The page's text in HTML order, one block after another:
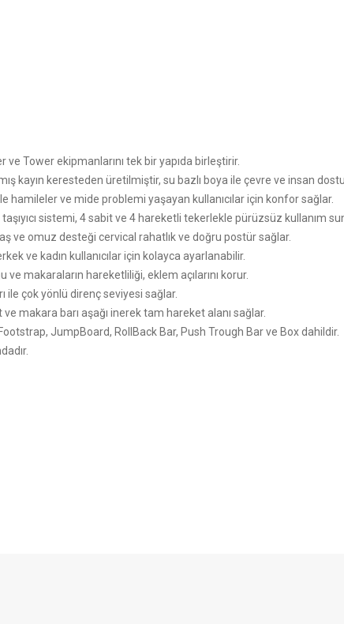
ve Tower ekipmanlarını tek bir yapıda birleştirir.
kayın keresteden üretilmiştir, su bazlı boya ile çevre ve insan dostu.
hamileler ve mide problemi yaşayan kullanıcılar için konfor sağlar.
sistemi, 4 sabit ve 4 hareketli tekerlekle pürüzsüz kullanım
ve omuz desteği cervical rahatlık ve doğru postür sağlar.
ve kadın kullanıcılar için kolayca ayarlanabilir.
ve makaraların hareketliliği, eklem açılarını korur.
ile çok yönlü direnç seviyesi sağlar.
makara barı aşağı inerek tam hareket alanı sağlar.
JumpBoard, RollBack Bar, Push Trough Bar ve Box dahildir.